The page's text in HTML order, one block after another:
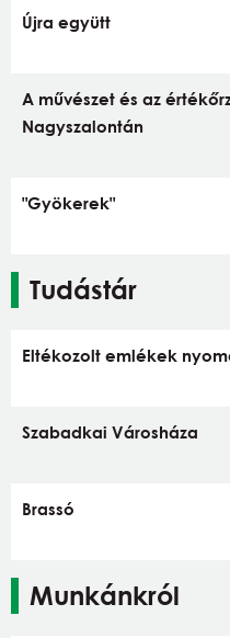
Újra együtt
A művészet és az
Nagyszalontán
"Gyökerek"
Tudástár
Eltékozolt emlékek
Szabadkai Városháza
Brassó
Munkánkról